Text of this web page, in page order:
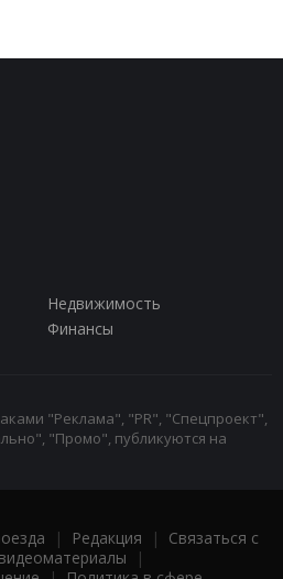
Недвижимость
Финансы
"Реклама", "PR", "Спецпроект",
"Промо", публикуются на
| Редакция | Связаться с
|